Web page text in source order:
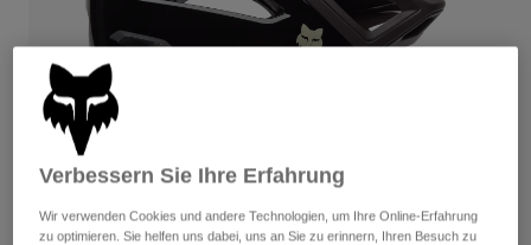
Kurze Hosen
Jacken
Handschuhe
Hosen
Handschuhe
Hemden
Alle anzeigen
Damen
T-Shirts & Tops
Brillen
Socken
Alle anzeigen
Moto
Verbessern Sie Ihre Erfahrung
Wir verwenden Cookies und andere Technologien, um Ihre Online-Erfahrung
zu optimieren. Sie helfen uns dabei, uns an Sie zu erinnern, Ihren Besuch zu